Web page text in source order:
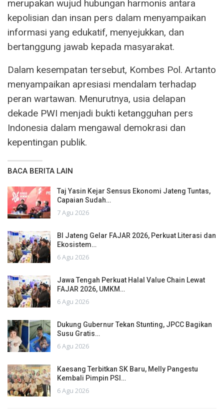
merupakan wujud hubungan harmonis antara
kepolisian dan insan pers dalam menyampaikan
informasi yang edukatif, menyejukkan, dan
bertanggung jawab kepada masyarakat.
Dalam kesempatan tersebut, Kombes Pol. Artanto
menyampaikan apresiasi mendalam terhadap
peran wartawan. Menurutnya, usia delapan
dekade PWI menjadi bukti ketangguhan pers
Indonesia dalam mengawal demokrasi dan
kepentingan publik.
BACA BERITA LAIN
Taj Yasin Kejar Sensus Ekonomi Jateng Tuntas,
Capaian Sudah…
7 Agu 2026
BI Jateng Gelar FAJAR 2026, Perkuat Literasi dan
Ekosistem…
6 Agu 2026
Jawa Tengah Perkuat Halal Value Chain Lewat
FAJAR 2026, UMKM…
6 Agu 2026
Dukung Gubernur Tekan Stunting, JPCC Bagikan
Susu Gratis…
6 Agu 2026
Kaesang Terbitkan SK Baru, Melly Pangestu
Kembali Pimpin PSI…
6 Agu 2026